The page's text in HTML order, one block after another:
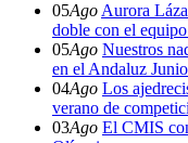
05Ago Aurora
doble con el
05Ago Nuestros
en el Andaluz
04Ago Los
verano de
03Ago El CMIS